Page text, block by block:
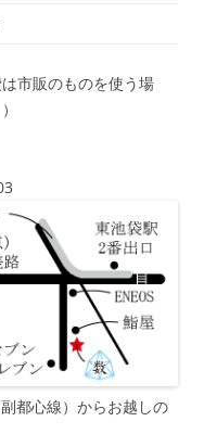
市販のものを使う場
都心線）からお越しの